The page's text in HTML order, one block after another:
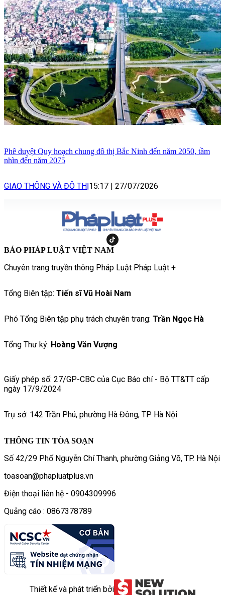
Phê duyệt Quy hoạch chung đô thị Bắc Ninh đến năm 2050, tầm
nhìn đến năm 2075
GIAO THÔNG VÀ ĐÔ THỊ15:17 27/07/2026
BÁO PHÁP LUẬT VIỆT NAM
Chuyên trang truyền thông Pháp Luật Pháp Luật +
Tổng Biên tập: Tiến sĩ Vũ Hoài Nam
Phó Tổng Biên tập phụ trách chuyên trang: Trần Ngọc Hà
Tổng Thư ký: Hoàng Văn Vượng
Giấy phép số: 27/GP-CBC của Cục Báo chí - Bộ TT&TT cấp
ngày 17/9/2024
Trụ sở: 142 Trần Phú, phường Hà Đông, TP Hà Nội
THÔNG TIN TÒA SOẠN
Số 42/29 Phố Nguyễn Chí Thanh, phường Giảng Võ, TP. Hà Nội
toasoan@phapluatplus.vn
Điện thoại liên hệ - 0904309996
Quảng cáo : 0867378789
Thiết kế và phát triển bởi